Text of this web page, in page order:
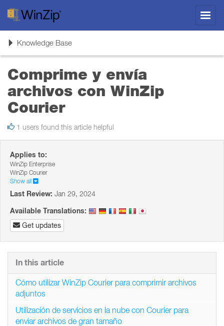
ToggleKnowledge Base
Comprime y envía
archivos con WinZip
Courier
1 users found this article helpful
Applies to:
WinZip Enterprise
WinZip Courier
Show all
Last Review: Jan 29, 2024
Available Translations:
Get updates
In this article
Cómo utilizar WinZip Courier para comprimir archivos
adjuntos
Utilización de servicios en la nube con Courier para
enviar archivos de gran tamaño